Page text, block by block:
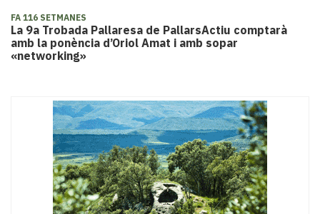
FA 116 SETMANES
La 9a Trobada Pallaresa de PallarsActiu comptarà
amb la ponència d’Oriol Amat i amb sopar
«networking»